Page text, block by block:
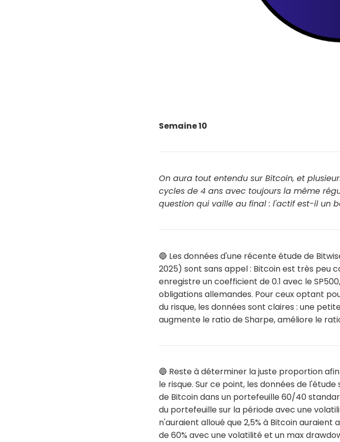
Semaine 10
On aura tout entendu sur Bitcoin, et
cycles de 4 ans avec toujours la même
question qui vaille au final : l'actif est-il un
🔵 Les données d'une récente étude de
2025) sont sans appel : Bitcoin est très peu
enregistre un coefficient de 0.1 avec le
obligations allemandes. Pour ceux optant
du risque, les données sont claires : une
augmente le ratio de Sharpe, améliore le
🔵 Reste à déterminer la juste proportion
le risque. Sur ce point, les données de
de Bitcoin dans un portefeuille 60/40
du portefeuille sur la période avec une
n'auraient alloué que 2,5% à Bitcoin
de 60% avec une volatilité et un max